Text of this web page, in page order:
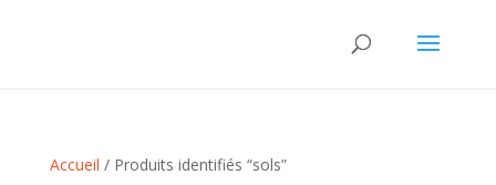
Accueil / Produits identifiés “sols”